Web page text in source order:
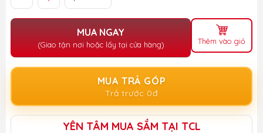
MUA NGAY
(Giao tận nơi hoặc lấy tại cửa hàng) Thêm vào giỏ
MUA TRẢ GÓP
Trả trước 0đ
YÊN TÂM MUA SẮM TẠI TCL